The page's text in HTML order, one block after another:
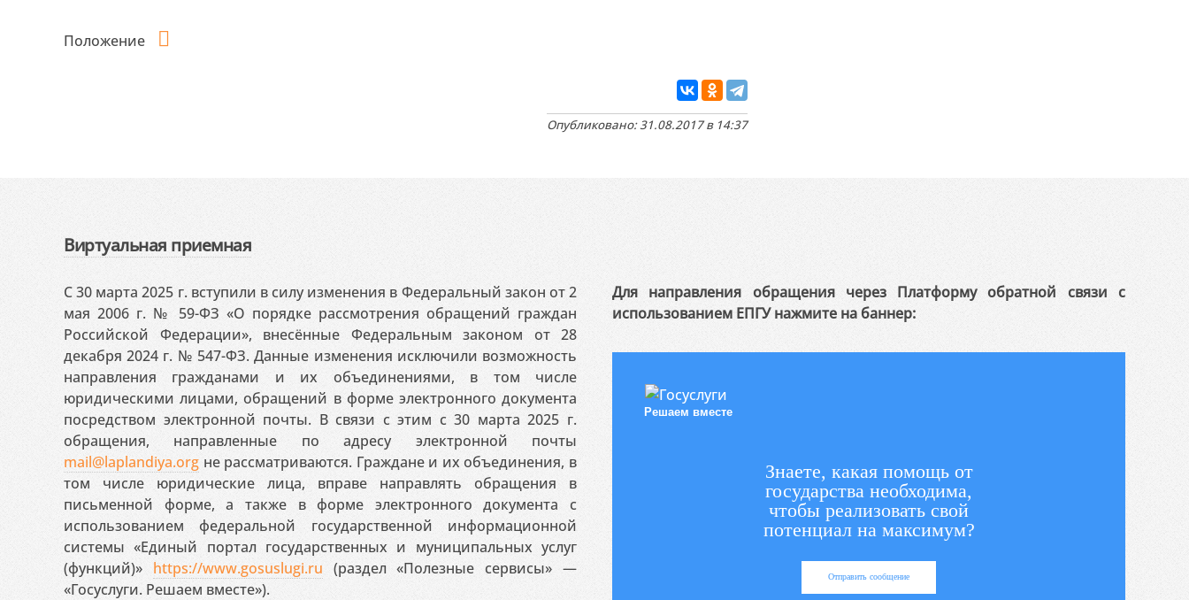
Положение
Опубликовано: 31.08.2017 в 14:37
Виртуальная приемная
С 30 марта 2025 г. вступили в силу изменения в Федеральный закон от 2
мая 2006 г. № 59-ФЗ «О порядке рассмотрения обращений граждан
Российской Федерации», внесённые Федеральным законом от 28
декабря 2024 г. № 547-ФЗ. Данные изменения исключили возможность
направления гражданами и их объединениями, в том числе
юридическими лицами, обращений в форме электронного документа
посредством электронной почты. В связи с этим с 30 марта 2025 г.
обращения, направленные по адресу электронной почты
mail@laplandiya.org не рассматриваются. Граждане и их объединения, в
том числе юридические лица, вправе направлять обращения в
письменной форме, а также в форме электронного документа с
использованием федеральной государственной информационной
системы «Единый портал государственных и муниципальных услуг
(функций)» https://www.gosuslugi.ru (раздел «Полезные сервисы» —
«Госуслуги. Решаем вместе»).
Для направления обращения через Платформу обратной связи с
использованием ЕПГУ нажмите на баннер:
Решаем вместе
Знаете, какая помощь от
государства необходима,
чтобы реализовать свой
потенциал на максимум?
Отправить сообщение